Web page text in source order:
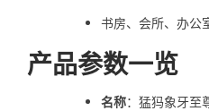
书房、会所、办公
产品参数一览
名称：猛犸象牙至